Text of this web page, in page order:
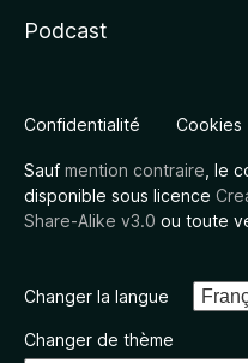
Podcast
Confidentialité Cookies
Sauf mention contraire , le
disponible sous licence
Share-Alike v3.0 ou toute
Changer la langue
Changer de thème